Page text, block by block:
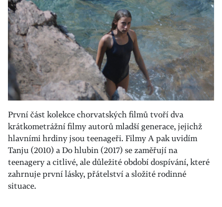
První část kolekce chorvatských filmů tvoří dva
krátkometrážní filmy autorů mladší generace, jejichž
hlavními hrdiny jsou teenageři. Filmy A pak uvidím
Tanju (2010) a Do hlubin (2017) se zaměřují na
teenagery a citlivé, ale důležité období dospívání, které
zahrnuje první lásky, přátelství a složité rodinné
situace.